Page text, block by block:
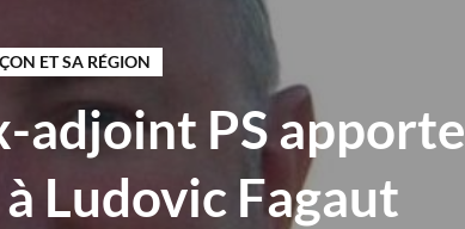
ET SA RÉGION
adjoint PS apporte
Ludovic Fagaut